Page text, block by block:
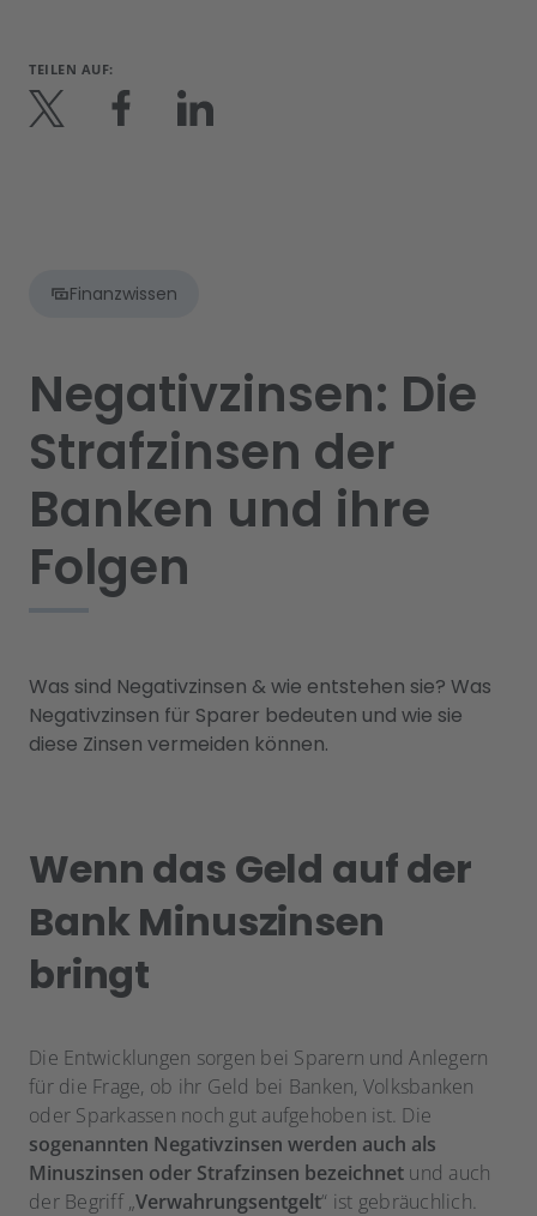
TEILEN AUF:
Finanzwissen
Negativzinsen: Die
Strafzinsen der
Banken und ihre
Folgen
Was sind Negativzinsen & wie entstehen sie? Was
Negativzinsen für Sparer bedeuten und wie sie
diese Zinsen vermeiden können.
Wenn das Geld auf der
Bank Minuszinsen
bringt
Die Entwicklungen sorgen bei Sparern und Anlegern
für die Frage, ob ihr Geld bei Banken, Volksbanken
oder Sparkassen noch gut aufgehoben ist. Die
sogenannten Negativzinsen werden auch als
Minuszinsen oder Strafzinsen bezeichnet und auch
der Begriff „Verwahrungsentgelt“ ist gebräuchlich.